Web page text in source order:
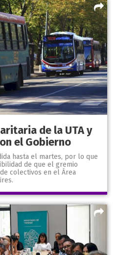
de la UTA y
el Gobierno
hasta el martes, por lo que
de que el gremio
colectivos en el Área